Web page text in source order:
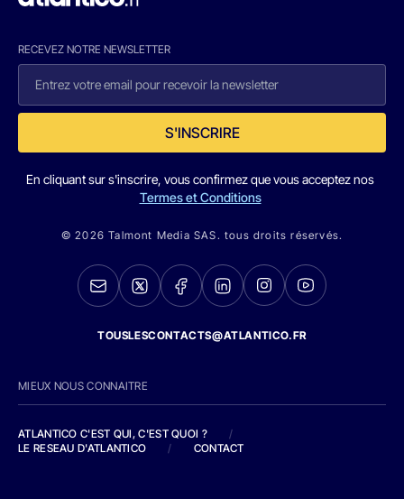
RECEVEZ NOTRE NEWSLETTER
S'INSCRIRE
En cliquant sur s'inscrire, vous confirmez que vous acceptez nos
Termes et Conditions
© 2026 Talmont Media SAS. tous droits réservés.
TOUSLESCONTACTS@ATLANTICO.FR
MIEUX NOUS CONNAITRE
ATLANTICO C'EST QUI, C'EST QUOI ?
/
LE RESEAU D'ATLANTICO
/ CONTACT